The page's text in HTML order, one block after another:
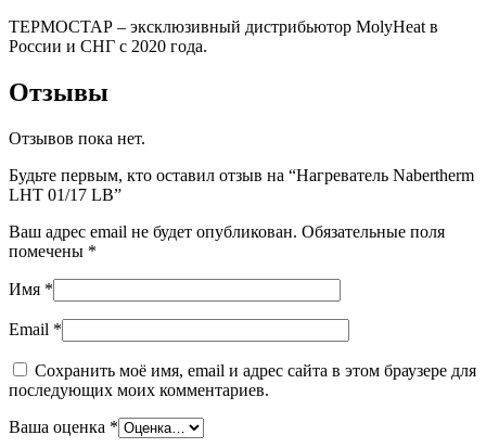
ТЕРМОСТАР – эксклюзивный дистрибьютор MolyHeat в
России и СНГ с 2020 года.
Отзывы
Отзывов пока нет.
Будьте первым, кто оставил отзыв на “Нагреватель Nabertherm
LHT 01/17 LB”
Ваш адрес email не будет опубликован. Обязательные поля
помечены *
Имя *
Email *
Сохранить моё имя, email и адрес сайта в этом браузере для
последующих моих комментариев.
Ваша оценка *